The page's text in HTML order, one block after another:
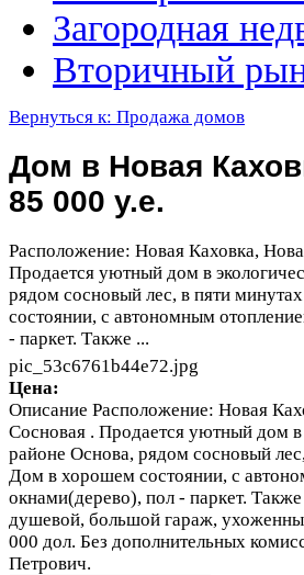
Загородная
Вторичный
Вернуться к: Продажа домов
Дом в Новая
85 000 у.е.
Расположение: Новая Каховка,
Продается уютный дом в
рядом сосновый лес, в пяти
состоянии, с автономным
- паркет. Также ...
pic_53c6761b44e72.jpg
Цена:
Описание Расположение: Новая
Сосновая . Продается уютный дом в
районе Основа, рядом сосновый
Дом в хорошем состоянии, с
окнами(дерево), пол - паркет.
душевой, большой гараж,
000 дол. Без дополнительных
Петрович.